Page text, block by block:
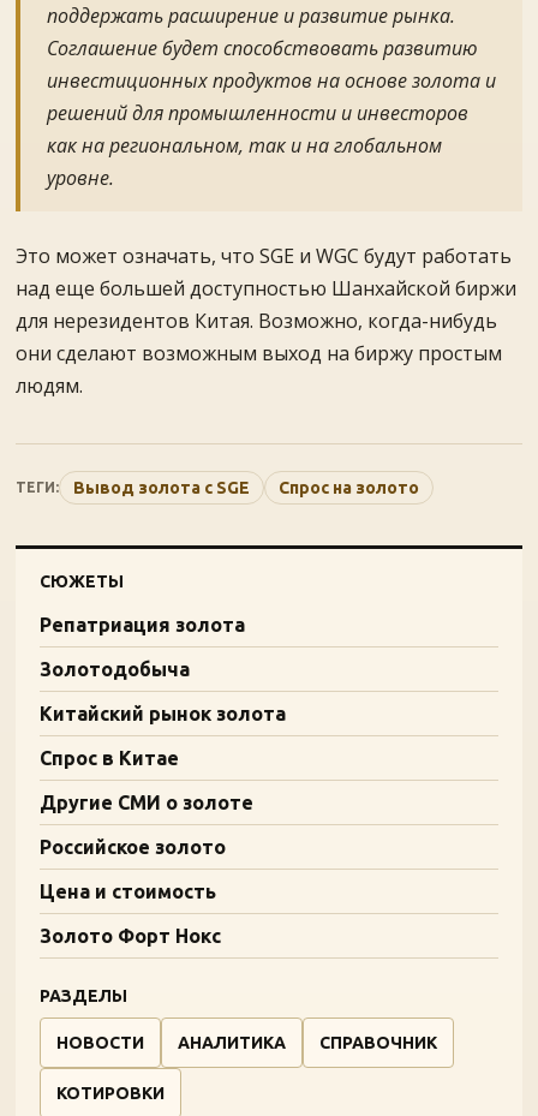
поддержать расширение и развитие рынка.
Соглашение будет способствовать развитию
инвестиционных продуктов на основе золота и
решений для промышленности и инвесторов
как на региональном, так и на глобальном
уровне.
Это может означать, что SGE и WGC будут работать
над еще большей доступностью Шанхайской биржи
для нерезидентов Китая. Возможно, когда-нибудь
они сделают возможным выход на биржу простым
людям.
ТЕГИ: Вывод золота с SGE Спрос на золото
СЮЖЕТЫ
Репатриация золота
Золотодобыча
Китайский рынок золота
Спрос в Китае
Другие СМИ о золоте
Российское золото
Цена и стоимость
Золото Форт Нокс
РАЗДЕЛЫ
НОВОСТИ АНАЛИТИКА СПРАВОЧНИК
КОТИРОВКИ